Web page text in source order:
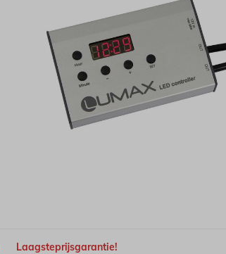
Laagsteprijsgarantie!